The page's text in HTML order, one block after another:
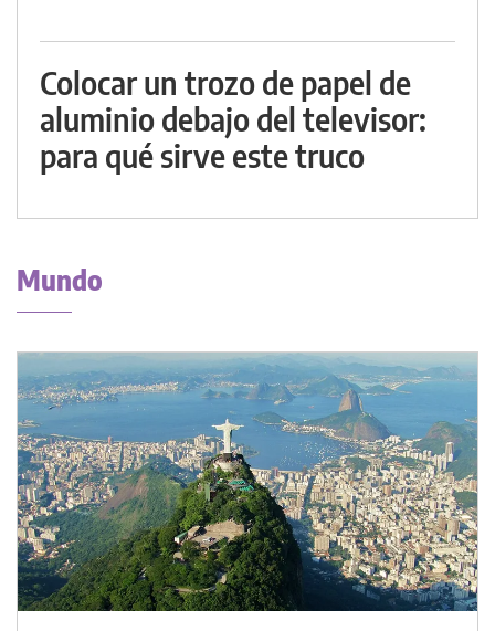
Colocar un trozo de papel de
aluminio debajo del televisor:
para qué sirve este truco
Mundo